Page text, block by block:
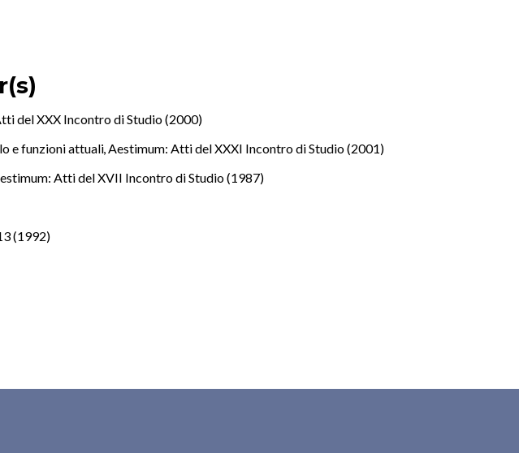
del XXX Incontro di Studio (2000)
e funzioni attuali,Aestimum: Atti del XXXI Incontro di Studio (2001)
Atti del XVII Incontro di Studio (1987)
(1992)